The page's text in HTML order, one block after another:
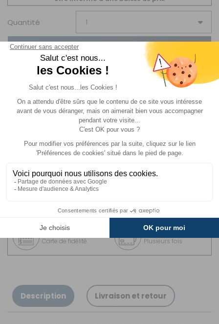
Quantité
AJOUTER AU PANIER
JE VEUX ÊTRE ALERTÉ(E)
Sur commande : Contactez-nous au 04 68 41 42 42
Livraison Standardpar Livraison en MAGASIN :
Expédié sous 72h
Sécurisés
Avantages
Carte de fidélité
Paiement
Plusieurs fois
Description Livraison et retour